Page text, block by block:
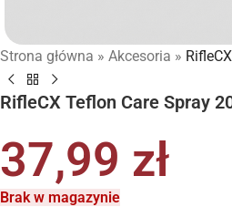
Strona główna » Akcesoria »
RifleCX Teflon Care Spray
37,99 zł
Brak w magazynie